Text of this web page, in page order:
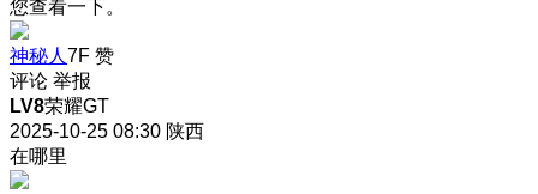
您查看一下。
神秘人 7F 赞
评论 举报
LV8荣耀GT
2025-10-25 08:30 陕西
在哪里